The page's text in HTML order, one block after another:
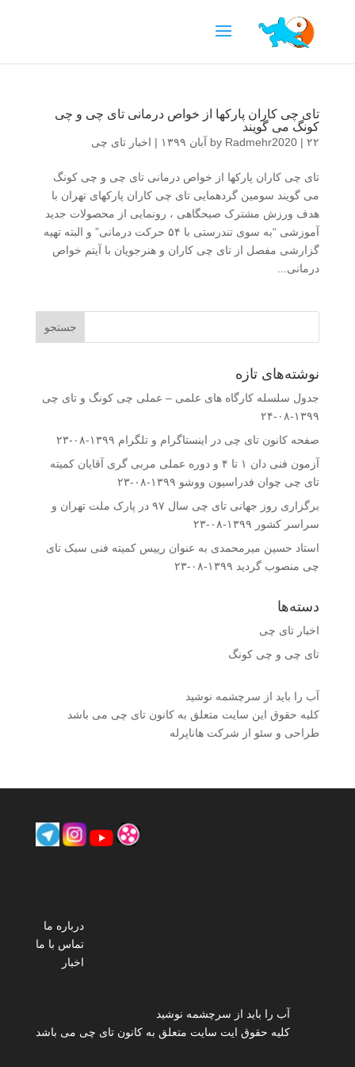
تای چی کاران پارکها از خواص درمانی تای چی و چی
کونگ می گویند
by Radmehr2020 |۲۲ آبان ۱۳۹۹ | اخبار تای چی
تای چی کاران پارکها از خواص درمانی تای چی و چی کونگ
می گویند سومین گردهمایی تای چی کاران پارکهای تهران با
هدف ورزش مشترک صبحگاهی ، رونمایی از محصولات جدید
آموزشی “به سوی تندرستی با ۵۴ حرکت درمانی” و البته تهیه
گزارشی مفصل از تای چی کاران و هنرجویان با آیتم خواص
درمانی...
نوشته‌های تازه
جدول سلسله کارگاه های علمی – عملی چی کونگ و تای چی
۱۳۹۹-۰۸-۲۴
صفحه کانون تای چی در اینستاگرام و تلگرام ۱۳۹۹-۰۸-۲۳
آزمون فنی دان ۱ تا ۴ و دوره عملی مربی گری آقایان کمیته
تای چی چوان فدراسیون ووشو ۱۳۹۹-۰۸-۲۳
برگزاری روز جهانی تای چی سال ۹۷ در پارک ملت تهران و
سراسر کشور ۱۳۹۹-۰۸-۲۳
استاد حسین میرمحمدى به عنوان رییس کمیته فنى سبک تای
چی منصوب گردید ۱۳۹۹-۰۸-۲۳
دسته‌ها
اخبار تای چی
تای چی و چی کونگ
آب را باید از سرچشمه نوشید
کلیه حقوق این سایت متعلق به کانون تای چی می باشد
طراحی و سئو از شرکت هاناپرله
درباره ما
تماس با ما
اخبار
آب را باید از سرچشمه نوشید
کلیه حقوق ایت سایت متعلق به کانون تای چی می باشد